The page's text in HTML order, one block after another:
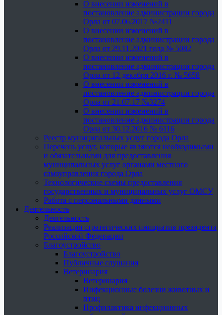
О внесении изменений в
постановление администрации города
Орла от 07.06.2017 №2411
О внесении изменений в
постановление администрации города
Орла от 29.11.2021 года № 5082
О внесении изменений в
постановление администрации города
Орла от 12 декабря 2016 г. № 5658
О внесении изменений в
постановление администрации города
Орла от 21.07.17 №3274
О внесении изменений в
постановление администрации города
Орла от 30.12.2016 № 6116
Реестр муниципальных услуг города Орла
Перечень услуг, которые являются необходимыми
и обязательными для предоставления
муниципальных услуг органами местного
самоуправления города Орла
Технологические схемы предоставления
государственных и муниципальных услуг ОМСУ
Работа с персональными данными
Деятельность
Деятельность
Реализация стратегических инициатив президента
Российской Федерации
Благоустройство
Благоустройство
Публичные слушания
Ветеринария
Ветеринария
Инфекционные болезни животных и
птиц
Профилактика инфекционных